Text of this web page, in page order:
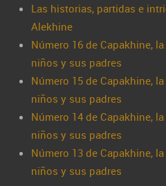
Las historias, partidas e
Alekhine
Número 16 de Capakhine,
niños y sus padres
Número 15 de Capakhine,
niños y sus padres
Número 14 de Capakhine,
niños y sus padres
Número 13 de Capakhine,
niños y sus padres